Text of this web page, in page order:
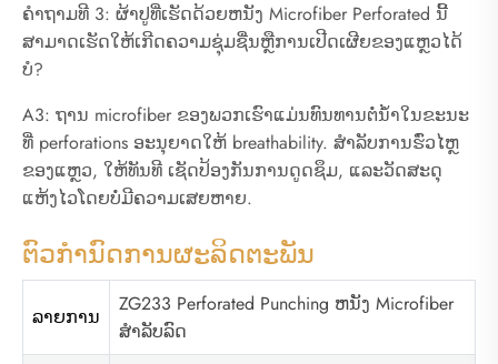
ຄໍາຖາມທີ 3: ຜ້າປູທີ່ເຮັດດ້ວຍຫນັງ Microfiber Perforated ນີ້
ສາມາດເຮັດໃຫ້ເກີດຄວາມຊຸ່ມຊື່ນຫຼືການເປີດເຜີຍຂອງແຫຼວໄດ້
ບໍ?
A3: ຖານ microfiber ຂອງພວກເຮົາແມ່ນທົນທານຕໍ່ນ້ໍາໃນຂະນະ
ທີ່ perforations ອະນຸຍາດໃຫ້ breathability. ສໍາລັບການຮົ່ວໄຫຼ
ຂອງແຫຼວ, ໃຫ້ທັນທີ ເຊັດປ້ອງກັນການດູດຊຶມ, ແລະວັດສະດຸ
ແຫ້ງໄວໂດຍບໍ່ມີຄວາມເສຍຫາຍ.
ຕົວກໍານົດການຜະລິດຕະພັນ
ລາຍການ
ZG233 Perforated Punching ຫນັງ Microfiber
ສໍາລັບລົດ